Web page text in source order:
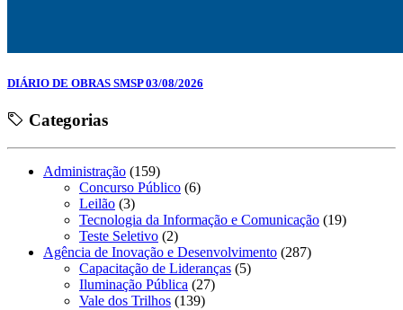
DIÁRIO DE OBRAS SMSP 03/08/2026
Categorias
Administração (159)
Concurso Público (6)
Leilão (3)
Tecnologia da Informação e Comunicação (19)
Teste Seletivo (2)
Agência de Inovação e Desenvolvimento (287)
Capacitação de Lideranças (5)
Iluminação Pública (27)
Vale dos Trilhos (139)